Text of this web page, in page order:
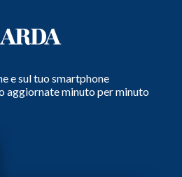
e sul tuo smartphone
aggiornate minuto per minuto